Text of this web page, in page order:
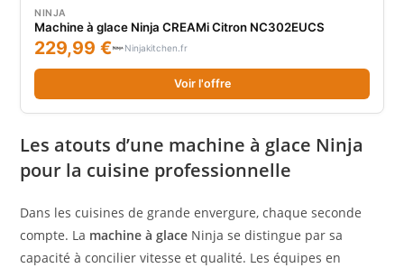
NINJA
Machine à glace Ninja CREAMi Citron NC302EUCS
229,99 € Ninjakitchen.fr
Voir l'offre
Les atouts d’une machine à glace Ninja
pour la cuisine professionnelle
Dans les cuisines de grande envergure, chaque seconde
compte. La machine à glace Ninja se distingue par sa
capacité à concilier vitesse et qualité. Les équipes en